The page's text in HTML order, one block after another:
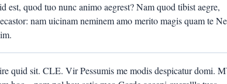
est, quod tuo nunc animo aegrest? Nam quod tibist aegre,
nam uicinam neminem amo merito magis quam te
quid sit. CLE. Vir Pessumis me modis despicatur domi.